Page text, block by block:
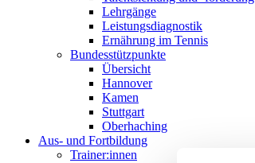
Lehrgänge
Leistungsdiagnostik
Ernährung im Tennis
Bundesstützpunkte
Übersicht
Hannover
Kamen
Stuttgart
Oberhaching
Aus- und Fortbildung
Trainer:innen